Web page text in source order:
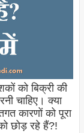
को बिक्री की
चाहिए। क्या
कारणों को पूरा
छोड़ रहे हैं?!